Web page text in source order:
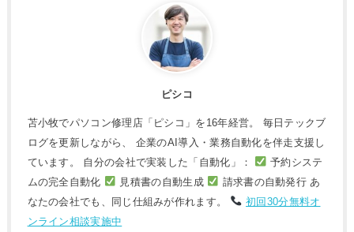
ピシコ
苫小牧でパソコン修理店「ピシコ」を16年経営。 毎日テックブ
ログを更新しながら、 企業のAI導入・業務自動化を伴走支援し
ています。 自分の会社で実装した「自動化」：
予約システ
ムの完全自動化
見積書の自動生成
請求書の自動発行 あ
なたの会社でも、同じ仕組みが作れます。
初回30分無料オ
ンライン相談実施中